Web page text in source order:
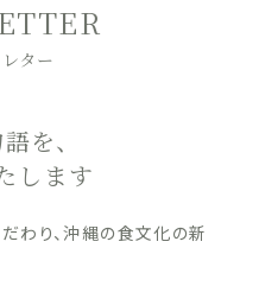
ター
を、
します
わり、沖縄の食文化の新